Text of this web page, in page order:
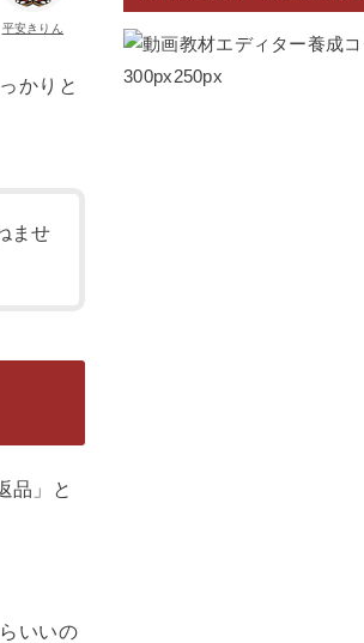
平安きりん
かりと
ませ
いいの